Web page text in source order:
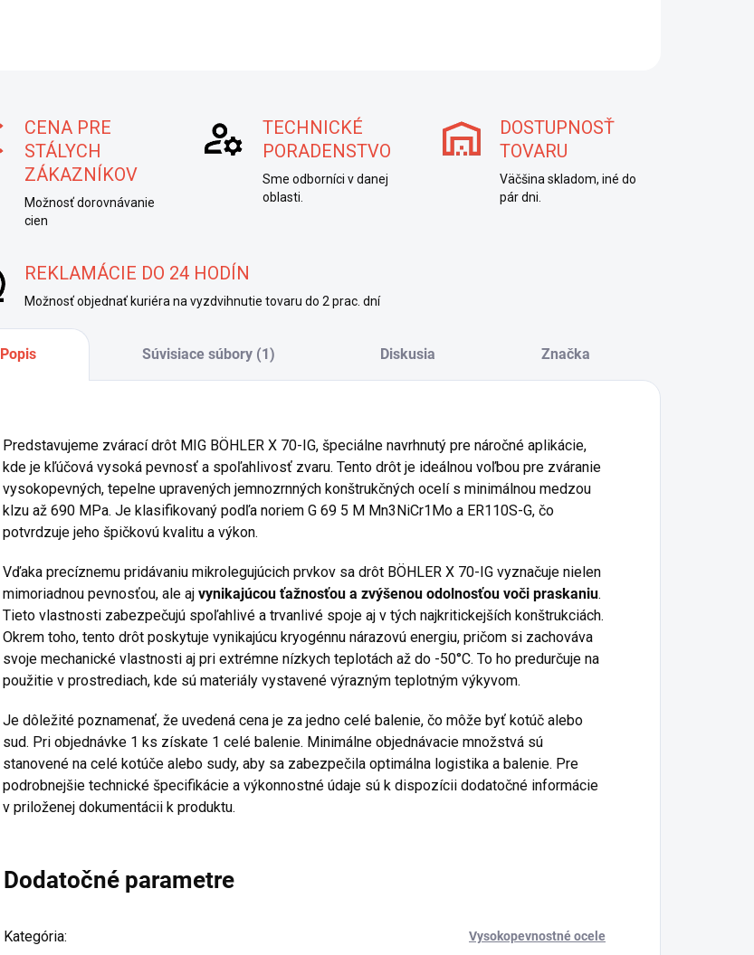
CENA PRE
STÁLYCH
ZÁKAZNÍKOV
Možnosť dorovnávanie
cien
TECHNICKÉ
PORADENSTVO
Sme odborníci v danej
oblasti.
DOSTUPNOSŤ
TOVARU
Väčšina skladom, iné do
pár dni.
REKLAMÁCIE DO 24 HODÍN
Možnosť objednať kuriéra na vyzdvihnutie tovaru do 2 prac. dní
Popis Súvisiace súbory (1) Diskusia Značka
Predstavujeme zvárací drôt MIG BÖHLER X 70-IG, špeciálne navrhnutý pre náročné aplikácie,
kde je kľúčová vysoká pevnosť a spoľahlivosť zvaru. Tento drôt je ideálnou voľbou pre zváranie
vysokopevných, tepelne upravených jemnozrnných konštrukčných ocelí s minimálnou medzou
klzu až 690 MPa. Je klasifikovaný podľa noriem G 69 5 M Mn3NiCr1Mo a ER110S-G, čo
potvrdzuje jeho špičkovú kvalitu a výkon.
Vďaka precíznemu pridávaniu mikrolegujúcich prvkov sa drôt BÖHLER X 70-IG vyznačuje nielen
mimoriadnou pevnosťou, ale aj vynikajúcou ťažnosťou a zvýšenou odolnosťou voči praskaniu.
Tieto vlastnosti zabezpečujú spoľahlivé a trvanlivé spoje aj v tých najkritickejších konštrukciách.
Okrem toho, tento drôt poskytuje vynikajúcu kryogénnu nárazovú energiu, pričom si zachováva
svoje mechanické vlastnosti aj pri extrémne nízkych teplotách až do -50°C. To ho predurčuje na
použitie v prostrediach, kde sú materiály vystavené výrazným teplotným výkyvom.
Je dôležité poznamenať, že uvedená cena je za jedno celé balenie, čo môže byť kotúč alebo
sud. Pri objednávke 1 ks získate 1 celé balenie. Minimálne objednávacie množstvá sú
stanovené na celé kotúče alebo sudy, aby sa zabezpečila optimálna logistika a balenie. Pre
podrobnejšie technické špecifikácie a výkonnostné údaje sú k dispozícii dodatočné informácie
v priloženej dokumentácii k produktu.
Dodatočné parametre
Kategória: Vysokopevnostné ocele